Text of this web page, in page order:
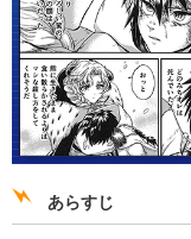
あらすじ